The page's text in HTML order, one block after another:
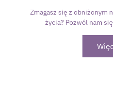
Zmagasz się z obniżonym
życia? Pozwól nam